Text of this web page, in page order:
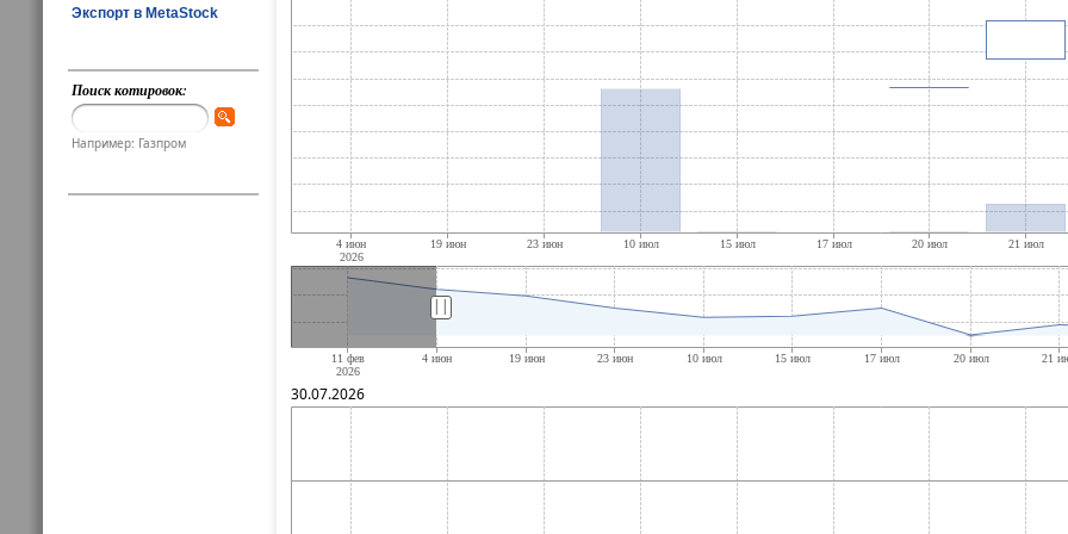
Экспорт в MetaStock
Поиск котировок:
Например: Газпром
||
30.07.2026